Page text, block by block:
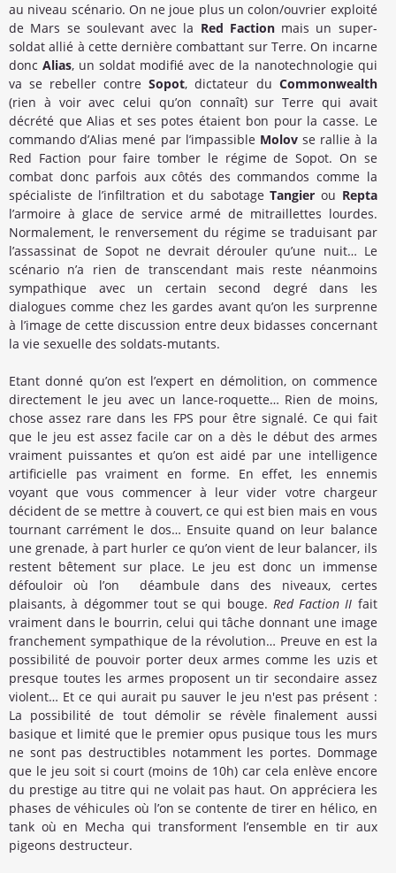
au niveau scénario. On ne joue plus un colon/ouvrier exploité
de Mars se soulevant avec la Red Factionmais un super-
soldat allié à cette dernière combattant sur Terre. On incarne
doncAlias, un soldat modifié avec de la nanotechnologie qui
va se rebeller contreSopot, dictateur du Commonwealth
(rien à voir avec celui qu’on connaît) sur Terre qui avait
décrété que Alias et ses potes étaient bon pour la casse. Le
commando d’Alias mené par l’impassible Molovse rallie à la
Red Faction pour faire tomber le régime de Sopot. On se
combat donc parfois aux côtés des commandos comme la
spécialiste de l’infiltration et du sabotageTangier ou Repta
l’armoire à glace de service armé de mitraillettes lourdes.
Normalement, le renversement du régime se traduisant par
l’assassinat de Sopot ne devrait dérouler qu’une nuit… Le
scénario n’a rien de transcendant mais reste néanmoins
sympathique avec un certain second degré dans les
dialogues comme chez les gardes avant qu’on les surprenne
à l’image de cette discussion entre deux bidasses concernant
la vie sexuelle des soldats-mutants.
Etant donné qu’on est l’expert en démolition, on commence
directement le jeu avec un lance-roquette… Rien de moins,
chose assez rare dans les FPS pour être signalé. Ce qui fait
que le jeu est assez facile car on a dès le début des armes
vraiment puissantes et qu’on est aidé par une intelligence
artificielle pas vraiment en forme. En effet, les ennemis
voyant que vous commencer à leur vider votre chargeur
décident de se mettre à couvert, ce qui est bien mais en vous
tournant carrément le dos… Ensuite quand on leur balance
une grenade, à part hurler ce qu’on vient de leur balancer, ils
restent bêtement sur place. Le jeu est donc un immense
défouloir où l’on déambule dans des niveaux, certes
plaisants, à dégommer tout se qui bouge. Red Faction II fait
vraiment dans le bourrin, celui qui tâche donnant une image
franchement sympathique de la révolution… Preuve en est la
possibilité de pouvoir porter deux armes comme les uzis et
presque toutes les armes proposent un tir secondaire assez
violent… Et ce qui aurait pu sauver le jeu n'est pas présent :
La possibilité de tout démolir se révèle finalement aussi
basique et limité que le premier opus pusique tous les murs
ne sont pas destructibles notamment les portes. Dommage
que le jeu soit si court (moins de 10h) car cela enlève encore
du prestige au titre qui ne volait pas haut. On appréciera les
phases de véhicules où l’on se contente de tirer en hélico, en
tank où en Mecha qui transforment l’ensemble en tir aux
pigeons destructeur.